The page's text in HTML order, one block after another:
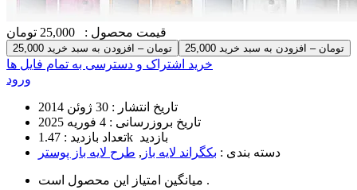
قیمت محصول : 25,000 تومان
25,000 تومان – افزودن به سبد خرید
خرید اشتراک و دسترسی به تمام فایل ها
ورود
تاریخ انتشار : 30 ژوئن 2014
تاریخ بروزرسانی : 4 فوریه 2025
تعداد بازدید :
1.47k بازدید
دسته بندی : بکگراند لایه باز , طرح لایه باز پوستر
میانگین امتیاز این محصول است .